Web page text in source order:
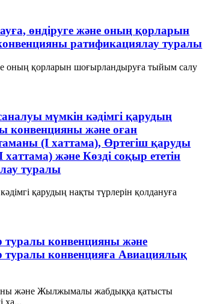
өндіруге және оның қорларын
ратификациялау туралы
оның қорларын шоғырландыруға тыйым салу
мүмкін кәдімгі қарудың
конвенцияны және оған
(I хаттама), Өртегіш қаруды
және Көзді соқыр ететін
туралы
қарудың нақты түрлерін қолдануға
конвенцияны және
конвенцияға Авиациялық
және Жылжымалы жабдыққа қатысты